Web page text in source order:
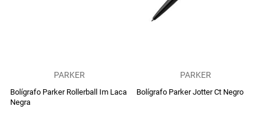
PARKER
Bolígrafo Parker Rollerball Im Laca
Negra
PARKER
Bolígrafo Parker Jotter Ct Negro